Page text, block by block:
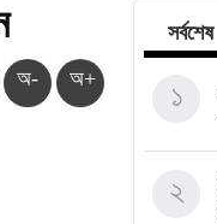
অ- অ+
সর্বশেষ
১
২